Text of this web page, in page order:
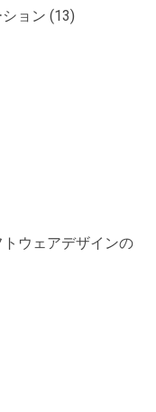
ョン (13)
ウェアデザインの